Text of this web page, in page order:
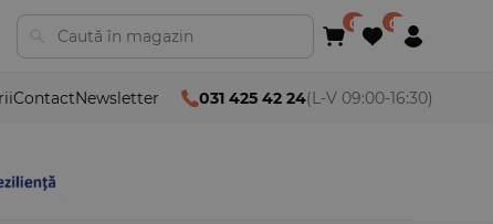
ContactNewsletter 031 425 42 24(L-V 09:00-16:30)